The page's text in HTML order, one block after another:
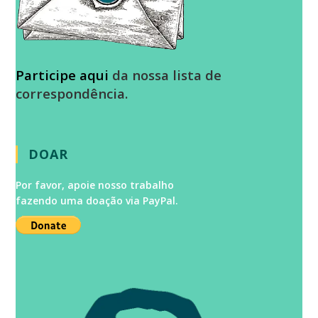
Participe aqui da nossa lista de
correspondência.
DOAR
Por favor, apoie nosso trabalho
fazendo uma doação via PayPal.